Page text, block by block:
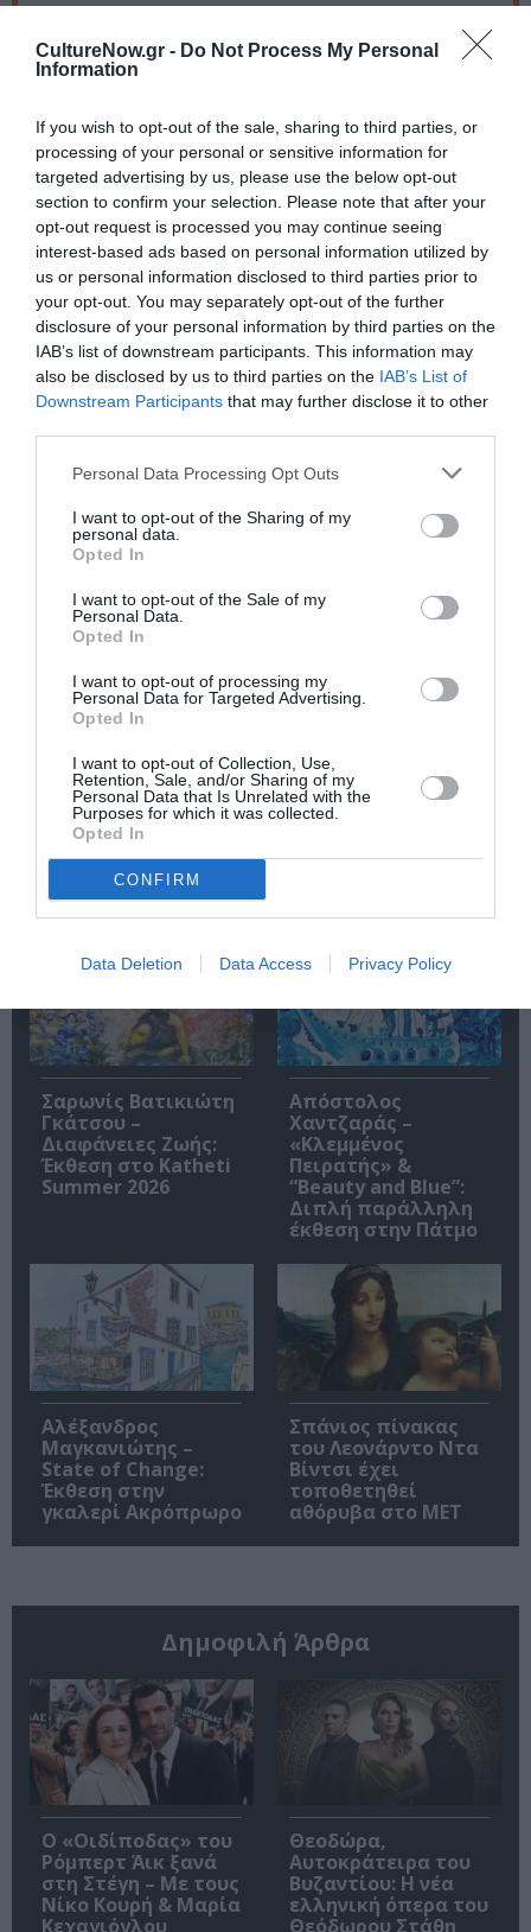
CultureNow.gr - Do Not Process My Personal
Information
If you wish to opt-out of the sale, sharing to third parties, or
processing of your personal or sensitive information for
targeted advertising by us, please use the below opt-out
section to confirm your selection. Please note that after your
opt-out request is processed you may continue seeing
interest-based ads based on personal information utilized by
us or personal information disclosed to third parties prior to
your opt-out. You may separately opt-out of the further
disclosure of your personal information by third parties on the
IAB’s list of downstream participants. This information may
also be disclosed by us to third parties on the IAB’s List of
Downstream Participants that may further disclose it to other
Personal Data Processing Opt Outs
I want to opt-out of the Sharing of my
personal data.
Opted In
I want to opt-out of the Sale of my
Personal Data.
Opted In
I want to opt-out of processing my
Personal Data for Targeted Advertising.
Opted In
I want to opt-out of Collection, Use,
Retention, Sale, and/or Sharing of my
Personal Data that Is Unrelated with the
Purposes for which it was collected.
Opted In
CONFIRM
Data Deletion Data Access Privacy Policy
Τηλ.: 2313318700
Ακολουθήστε το Culturenow.gr στοGoogle Newsκαι
μάθετε πρώτοι όλες τις ειδήσεις
Δείτε όλα τατελευταία νέαγια την Τέχνη και τον
Πολιτισμό στο Culturenow.gr
Νέοι Διαγωνισμοί❯
Tags
ΑΛΕΚΟΣ ΦΑΣΙΑΝΟΣ
ΕΙΚΑΣΤΙΚΕΣ ΕΚΘΕΣΕΙΣ
ΖΩΓΡΑΦΙΚΗ
ΖΩΓΡΑΦΟΣ
ΝΤΙΝΟΣ ΧΡΙΣΤΙΑΝΟΠΟΥΛΟΣ
ΦΩΤΟΓΡΑΦΙΑ
Newsletter
την Τέχνη και τον Πολιτισμό!
Ακολουθήστε το Culturenow.gr
Σχετικά Άρθρα
Σαρωνίς Βατικιώτη
Γκάτσου –
Διαφάνειες Ζωής:
Έκθεση στο Katheti
Summer 2026
Απόστολος
Χαντζαράς –
«Κλεμμένος
Πειρατής» &
“Beauty and Blue”:
Διπλή παράλληλη
έκθεση στην Πάτμο
Αλέξανδρος
Μαγκανιώτης –
State of Change:
Έκθεση στην
γκαλερί Ακρόπρωρο
Σπάνιος πίνακας
του Λεονάρντο Ντα
Βίντσι έχει
τοποθετηθεί
αθόρυβα στο MET
Δημοφιλή Άρθρα
O «Οιδίποδας» του
Ρόμπερτ Άικ ξανά
στη Στέγη – Με τους
Νίκο Κουρή & Μαρία
Κεχαγιόγλου
Θεοδώρα,
Αυτοκράτειρα του
Βυζαντίου: Η νέα
ελληνική όπερα του
Θεόδωρου Στάθη